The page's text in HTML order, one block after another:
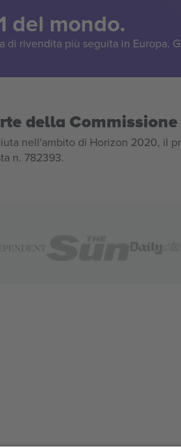
del mondo.
di rivendita più seguita in Europa.
della Commissione
nell'ambito di Horizon 2020, il
n. 782393.